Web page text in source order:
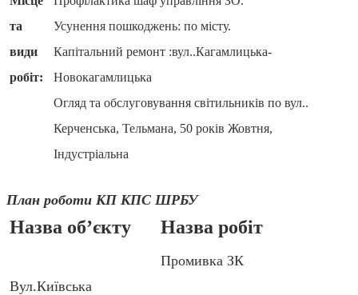
та
види
робіт:
Усунення пошкоджень: по місту.
Капітальний ремонт :вул..Кагамлицька-
Новокагамлицька
Огляд та обслуговування світильників по вул..
Керченська, Тельмана, 50 років Жовтня,
Індустріальна
План роботи КП КПС ШРБУ
Назва об’єкту Назва робіт
Вул.Київська
Промивка ЗК